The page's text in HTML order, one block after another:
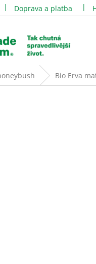
Doprava a platba
Bio Erva